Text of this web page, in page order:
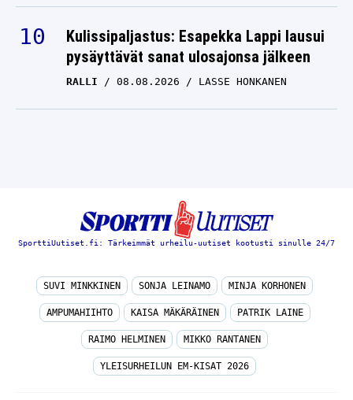
Kulissipaljastus: Esapekka Lappi lausui
pysäyttävät sanat ulosajonsa jälkeen
RALLI 08.08.2026 LASSE HONKANEN
SporttiUutiset.fi: Tärkeimmät urheilu-uutiset kootusti sinulle 24/7
SUVI MINKKINEN SONJA LEINAMO MINJA KORHONEN
AMPUMAHIIHTO KAISA MÄKÄRÄINEN PATRIK LAINE
RAIMO HELMINEN MIKKO RANTANEN
YLEISURHEILUN EM-KISAT 2026